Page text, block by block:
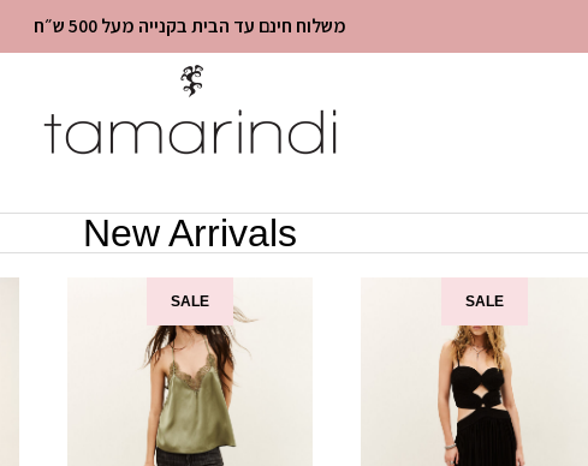
משלוח חינם עד הבית בקנייה מעל 500 ש״ח
New Arrivals
SALE
SALE